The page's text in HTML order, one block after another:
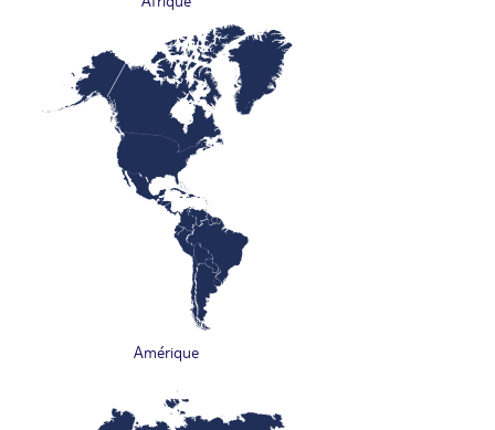
Amérique